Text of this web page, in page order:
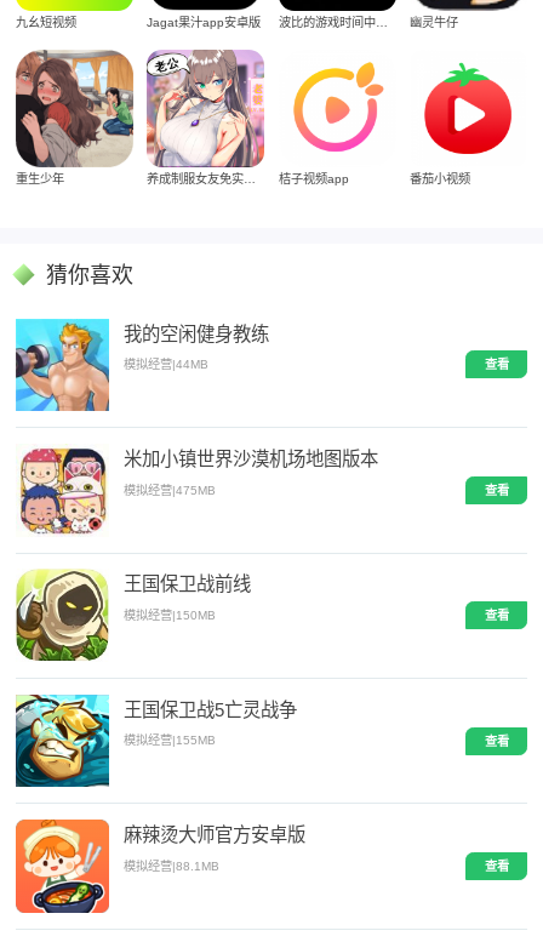
九幺短视频 Jagat果汁app安卓版 波比的游戏时间中文版 幽灵牛仔
重生少年 养成制服女友免实名制安装 桔子视频app 番茄小视频
猜你喜欢
我的空闲健身教练
模拟经营|44MB 查看
米加小镇世界沙漠机场地图版本
模拟经营|475MB 查看
王国保卫战前线
模拟经营|150MB 查看
王国保卫战5亡灵战争
模拟经营|155MB 查看
麻辣烫大师官方安卓版
模拟经营|88.1MB 查看